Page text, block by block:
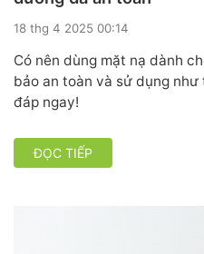
18 thg 4 2025 00:14
Có nên dùng mặt nạ dành
bảo an toàn và sử dụng
đáp ngay!
ĐỌC TIẾP